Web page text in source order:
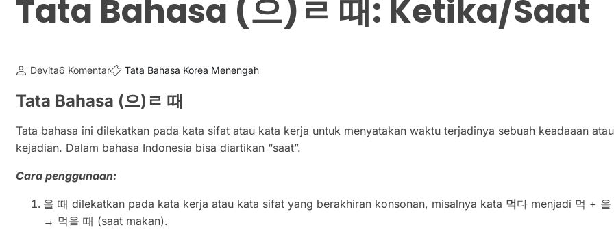
Tata Bahasa (으)ㄹ 때: Ketika/saat
Devita6 Komentar Tata Bahasa Korea Menengah
Tata Bahasa (으)ㄹ 때
Tata bahasa ini dilekatkan pada kata sifat atau kata kerja untuk menyatakan waktu terjadinya sebuah keadaaan atau
kejadian. Dalam bahasa Indonesia bisa diartikan “saat”.
Cara penggunaan:
을 때 dilekatkan pada kata kerja atau kata sifat yang berakhiran konsonan, misalnya kata 먹다 menjadi 먹 + 을
→ 먹을 때 (saat makan).